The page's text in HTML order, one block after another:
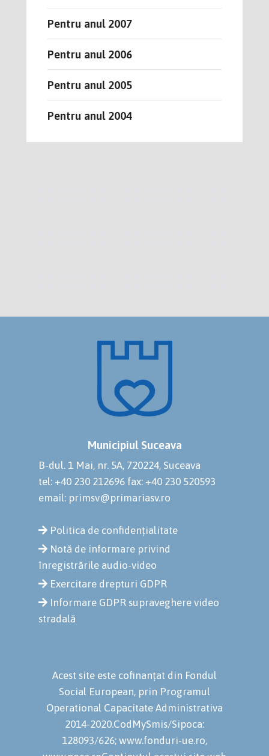
Pentru anul 2007
Pentru anul 2006
Pentru anul 2005
Pentru anul 2004
Municipiul Suceava
B-dul. 1 Mai, nr. 5A, 720224, Suceava
tel: +40 230 212696 fax: +40 230 520593
email: primsv@primariasv.ro
Politica de confidențialitate
Notă de informare privind
înregistrările audio-video
Exercitare drepturi GDPR
Informare GDPR supraveghere video
stradală
Acest site este cofinanțat din Fondul
Social European, prin Programul
Operational Capacitate Administrativa
2014-2020.CodMySmis/Sipoca:
128093/626; www.fonduri-ue.ro,